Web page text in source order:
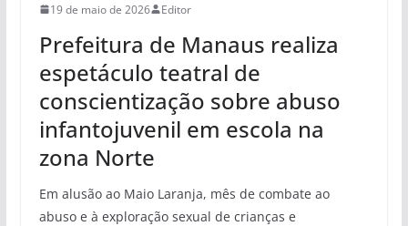
19 de maio de 2026 Editor
Prefeitura de Manaus realiza
espetáculo teatral de
conscientização sobre abuso
infantojuvenil em escola na
zona Norte
Em alusão ao Maio Laranja, mês de combate ao
abuso e à exploração sexual de crianças e